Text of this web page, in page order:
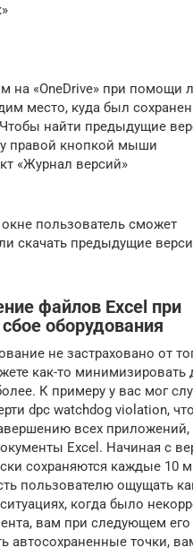
на «OneDrive» при помощи
место, куда был
Чтобы найти предыдущие
правой кнопкой мыши
«Журнал версий»
пользователь сможет
скачать предыдущие
файлов Excel при
оборудования
не застраховано от
как-то минимизировать
К примеру у вас мог
dpc watchdog violation,
всех приложений,
Excel. Начиная с
сохраняются каждые 10
пользователю ощущать
когда было
вам при следующем
автосохраненные точки,